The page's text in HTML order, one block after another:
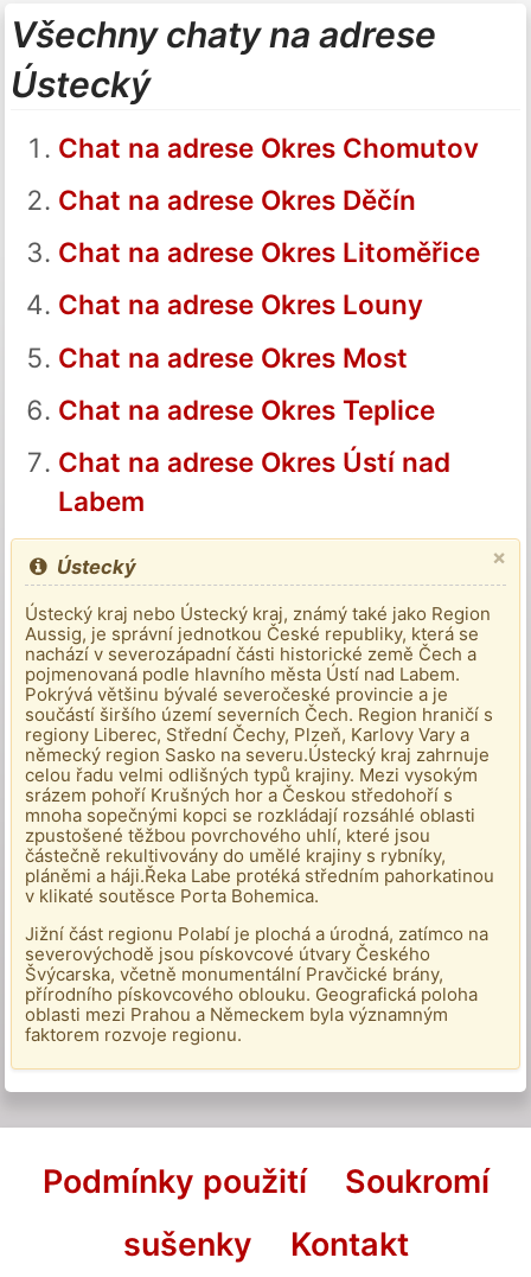
Všechny chaty na adrese
Ústecký
Chat na adrese Okres Chomutov
Chat na adrese Okres Děčín
Chat na adrese Okres Litoměřice
Chat na adrese Okres Louny
Chat na adrese Okres Most
Chat na adrese Okres Teplice
Chat na adrese Okres Ústí nad
Labem
×
Ústecký
Ústecký kraj nebo Ústecký kraj, známý také jako Region
Aussig, je správní jednotkou České republiky, která se
nachází v severozápadní části historické země Čech a
pojmenovaná podle hlavního města Ústí nad Labem.
Pokrývá většinu bývalé severočeské provincie a je
součástí širšího území severních Čech. Region hraničí s
regiony Liberec, Střední Čechy, Plzeň, Karlovy Vary a
německý region Sasko na severu.Ústecký kraj zahrnuje
celou řadu velmi odlišných typů krajiny. Mezi vysokým
srázem pohoří Krušných hor a Českou středohoří s
mnoha sopečnými kopci se rozkládají rozsáhlé oblasti
zpustošené těžbou povrchového uhlí, které jsou
částečně rekultivovány do umělé krajiny s rybníky,
pláněmi a háji.Řeka Labe protéká středním pahorkatinou
v klikaté soutěsce Porta Bohemica.
Jižní část regionu Polabí je plochá a úrodná, zatímco na
severovýchodě jsou pískovcové útvary Českého
Švýcarska, včetně monumentální Pravčické brány,
přírodního pískovcového oblouku. Geografická poloha
oblasti mezi Prahou a Německem byla významným
faktorem rozvoje regionu.
Podmínky použití
Soukromí
sušenky
Kontakt